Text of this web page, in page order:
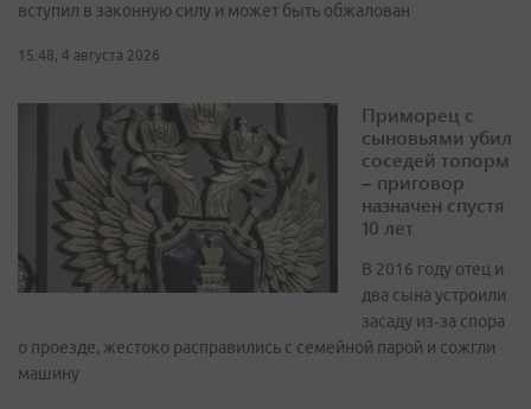
вступил в законную силу и может быть обжалован
15:48, 4 августа 2026
Приморец с
сыновьями убил
соседей топорм
– приговор
назначен спустя
10 лет
В 2016 году отец и
два сына устроили
засаду из‑за спора
о проезде, жестоко расправились с семейной парой и сожгли
машину